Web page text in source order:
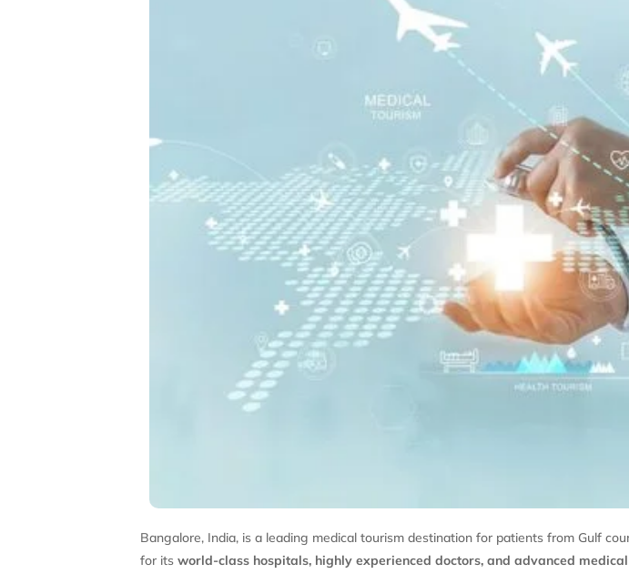
Bangalore, India, is a leading medical tourism destination for patients from Gulf
for itsworld-class hospitals, highly experienced doctors, and advanced